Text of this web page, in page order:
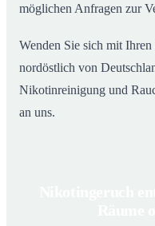
möglichen Anfragen zur
Wenden Sie sich mit
nordöstlich von
Nikotinreinigung und
an uns.